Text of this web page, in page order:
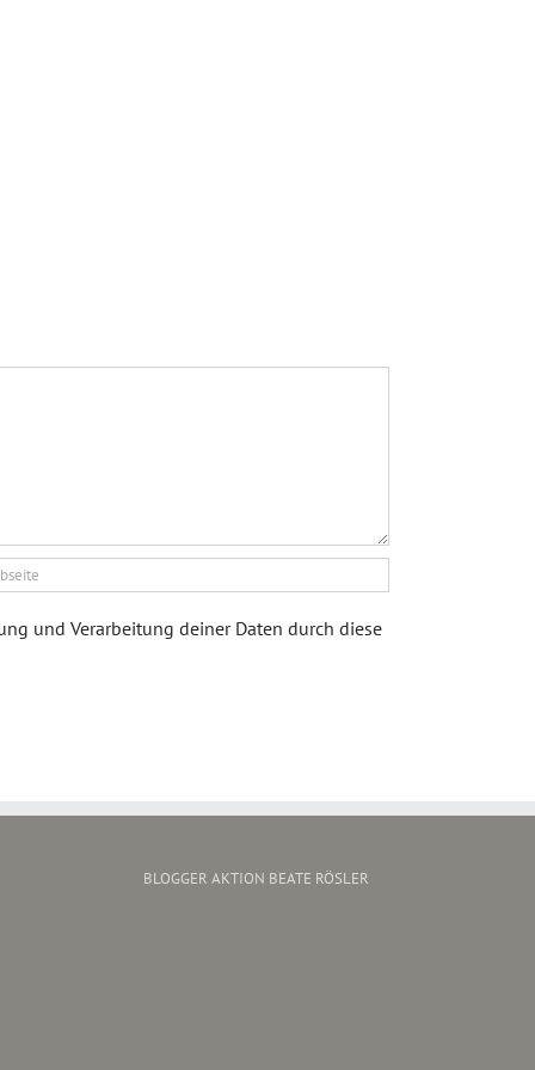
und Verarbeitung deiner Daten durch diese
BLOGGER AKTION BEATE RÖSLER